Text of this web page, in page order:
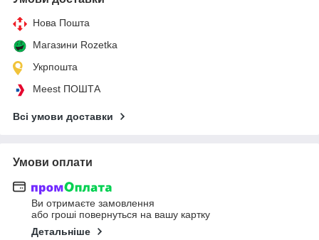
Нова Пошта
Магазини Rozetka
Укрпошта
Meest ПОШТА
Всі умови доставки
Умови оплати
Ви отримаєте замовлення
або гроші повернуться на вашу картку
Детальніше